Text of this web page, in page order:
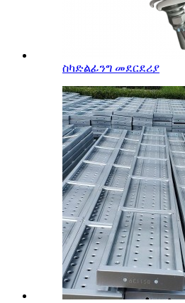
ስካድልፊንግ መደርደሪያ